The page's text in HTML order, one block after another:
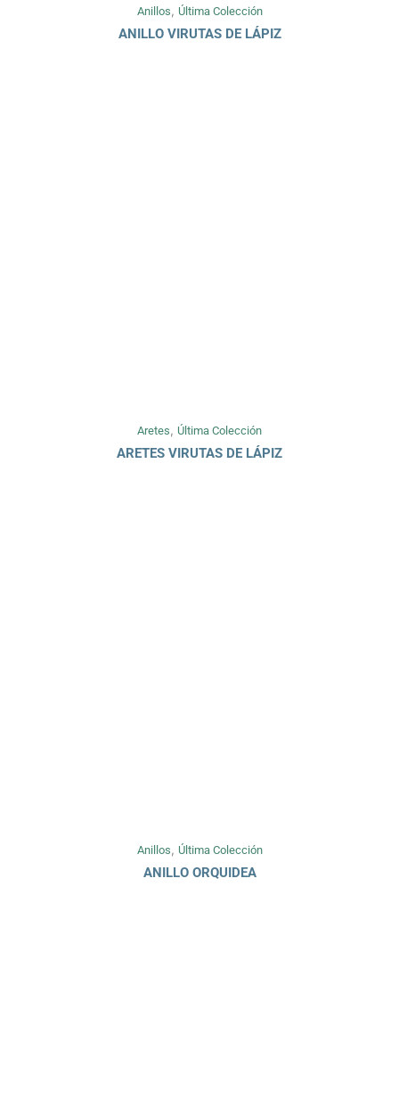
Anillos, Última Colección
ANILLO VIRUTAS DE LÁPIZ
Aretes, Última Colección
ARETES VIRUTAS DE LÁPIZ
Anillos, Última Colección
ANILLO ORQUIDEA